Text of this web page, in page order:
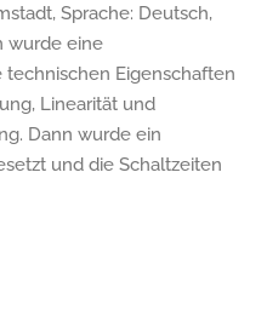
Sprache: Deutsch,
wurde eine
technischen Eigenschaften
Linearität und
Dann wurde ein
und die Schaltzeiten